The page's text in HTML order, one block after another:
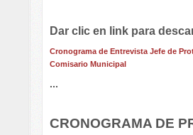
Dar clic en link para
Cronograma de Entrevista Jefe de
Comisario Municipal
...
CRONOGRAMA DE